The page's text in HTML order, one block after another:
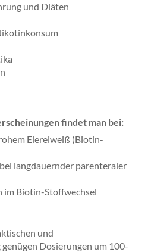
und Diäten
findet man bei:
Eiereiweiß (Biotin-
langdauernder parenteraler
im Biotin-Stoffwechsel
und
Dosierungen um 100-